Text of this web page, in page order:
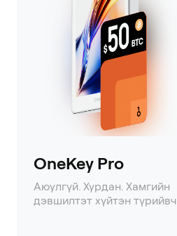
OneKey Pro
Аюулгүй. Хурдан. Хамгийн
дэвшилтэт хүйтэн түрийвч.